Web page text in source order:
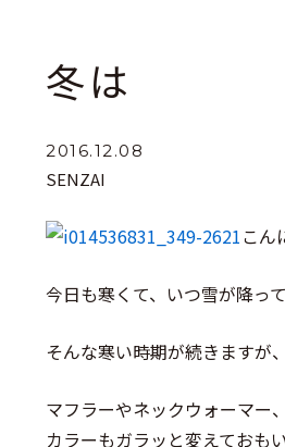
冬は
2016.12.08
SENZAI
こん
今日も寒くて、いつ雪が降っ
そんな寒い時期が続きますが
マフラーやネックウォーマー
カラーもガラッと変えておも